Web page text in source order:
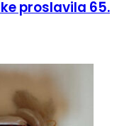
proslavila 65.